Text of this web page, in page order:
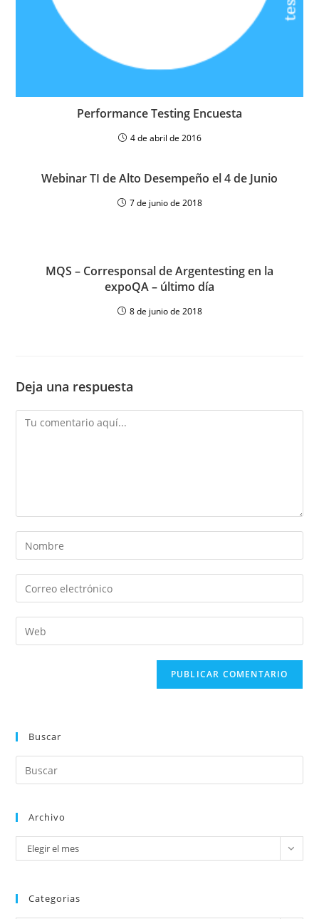
Performance Testing Encuesta
4 de abril de 2016
Webinar TI de Alto Desempeño el 4 de Junio
7 de junio de 2018
MQS – Corresponsal de Argentesting en la
expoQA – último día
8 de junio de 2018
Deja una respuesta
Buscar
Archivo
Elegir el mes
Categorias